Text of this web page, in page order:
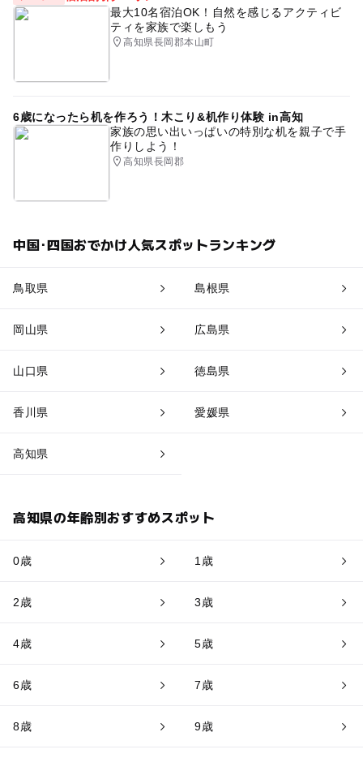
最大10名宿泊OK！自然を感じるアクティビ
ティを家族で楽しもう
高知県長岡郡本山町
6歳になったら机を作ろう！木こり&机作り体験 in高知
家族の思い出いっぱいの特別な机を親子で手
作りしよう！
高知県長岡郡
中国･四国おでかけ人気スポットランキング
鳥取県 島根県
岡山県 広島県
山口県 徳島県
香川県 愛媛県
高知県
高知県の年齢別おすすめスポット
0歳 1歳
2歳 3歳
4歳 5歳
6歳 7歳
8歳 9歳